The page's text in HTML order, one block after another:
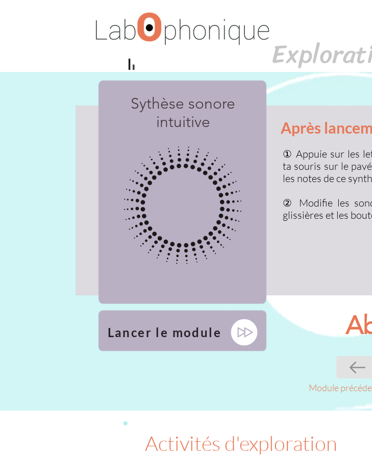
Après
① Appuie sur les
ta souris sur le
les notes de ce
② Modifie les
glissières et les
Module
Sythèse sonore
intuitive
Lancer le module
Activités d'exploration